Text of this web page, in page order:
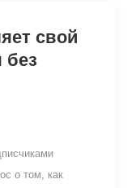
свой
без
о том, как